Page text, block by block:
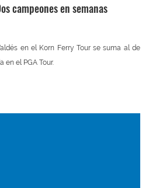
campeones en semanas
en el Korn Ferry Tour se suma al de
en el PGA Tour.